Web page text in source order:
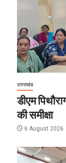
उत्तराखंड
डीएम
की समीक्षा
6 August 2026